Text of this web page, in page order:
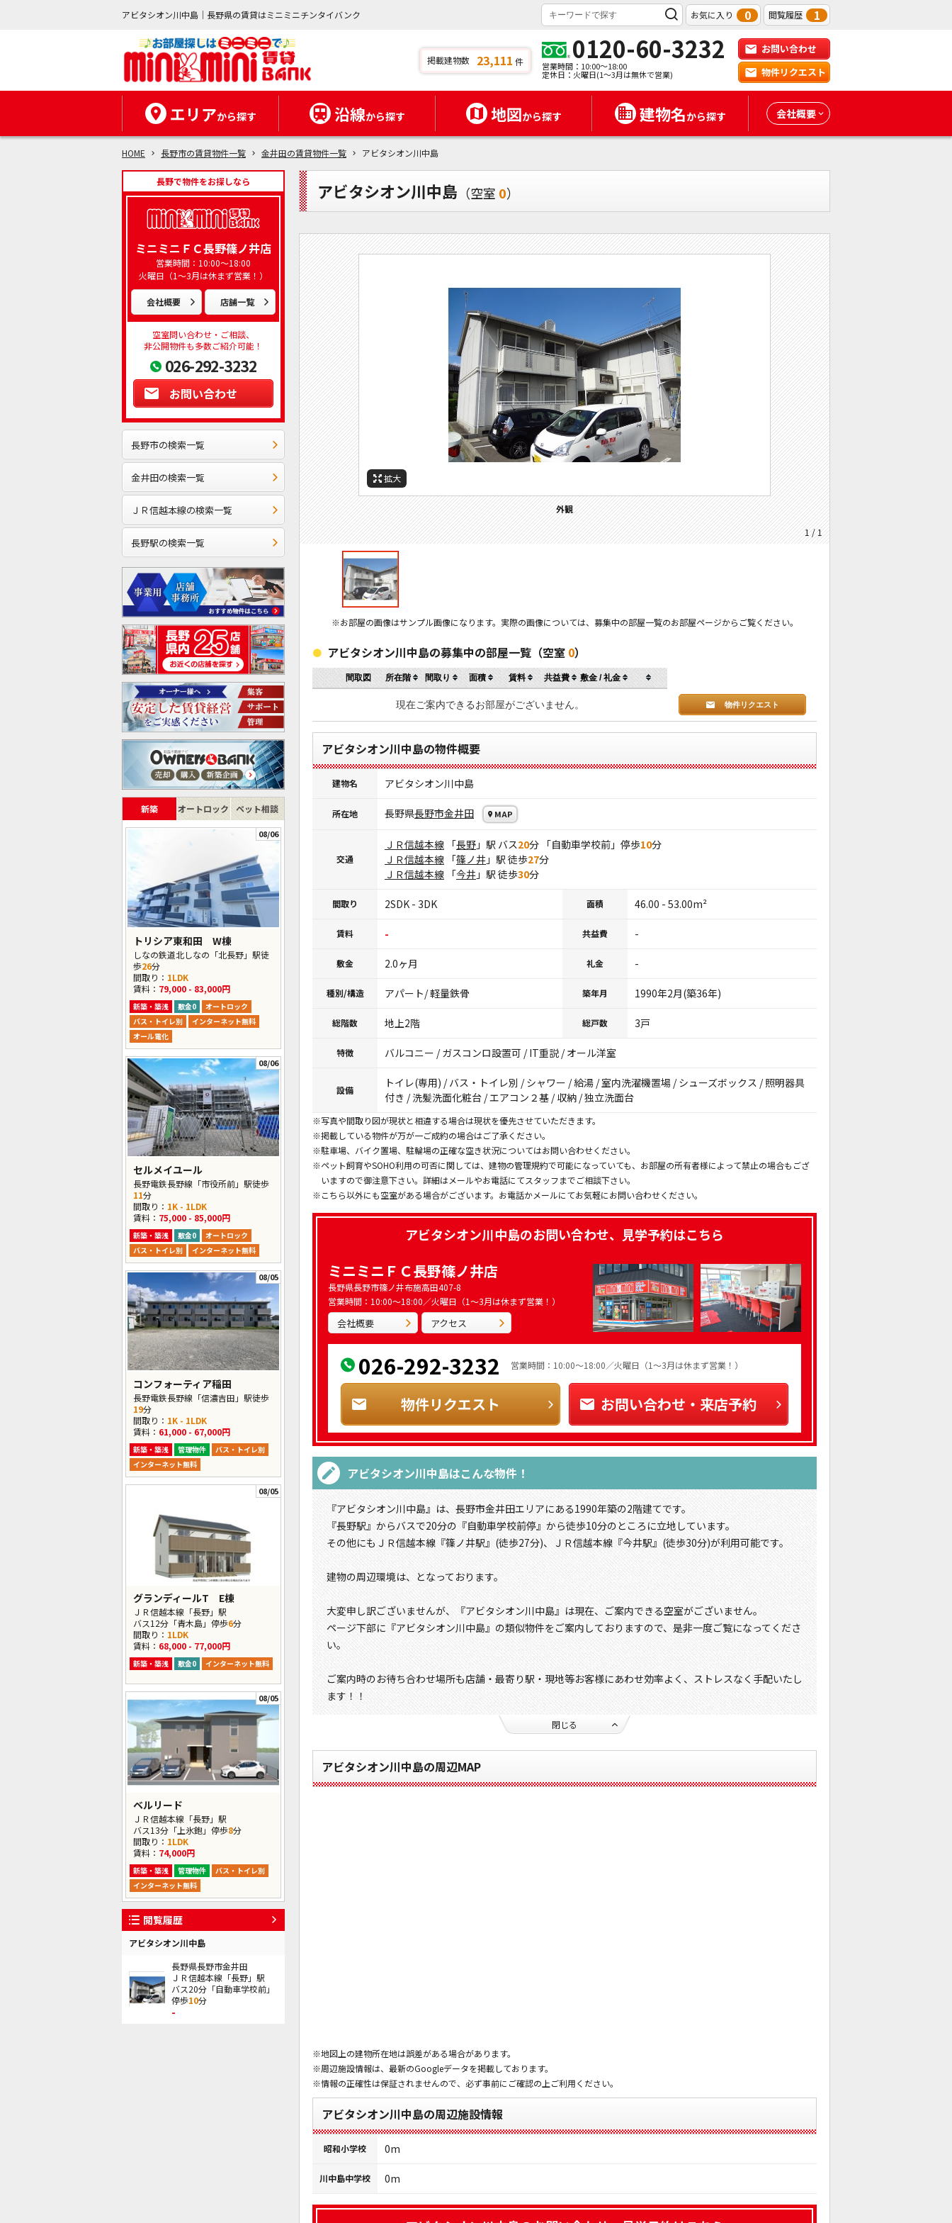
アビタシオン川中島｜長野県の賃貸はミニミニチンタイバンク お気に入り 0 閲覧履歴 1
掲載建物数 23,111 件 0120-60-3232
営業時間：10:00～18:00
定休日：火曜日(1～3月は無休で営業)
お問い合わせ
物件リクエスト
エリアから探す 沿線から探す 地図から探す 建物名から探す 会社概要
HOME 長野市の賃貸物件一覧 金井田の賃貸物件一覧 アビタシオン川中島
長野で物件をお探しなら
ミニミニＦＣ長野篠ノ井店
営業時間：10:00～18:00
火曜日（1～3月は休まず営業！）
会社概要 店舗一覧
空室問い合わせ・ご相談、
非公開物件も多数ご紹介可能！
026-292-3232
お問い合わせ
長野市の検索一覧
金井田の検索一覧
ＪＲ信越本線の検索一覧
長野駅の検索一覧
新築 オートロック ペット相談
08/06
トリシア東和田 W棟
しなの鉄道北しなの「北長野」駅徒
歩26分
間取り： 1LDK
賃料： 79,000 - 83,000円
新築・築浅 敷金0
オートロック
バス・トイレ別
インターネット無料
オール電化
08/06
セルメイユール
長野電鉄長野線「市役所前」駅徒歩
11分
間取り： 1K - 1LDK
賃料： 75,000 - 85,000円
新築・築浅 敷金0
オートロック
バス・トイレ別
インターネット無料
08/05
コンフォーティア稲田
長野電鉄長野線「信濃吉田」駅徒歩
19分
間取り： 1K - 1LDK
賃料： 61,000 - 67,000円
新築・築浅 管理物件
バス・トイレ別
インターネット無料
08/05
グランディールT E棟
ＪＲ信越本線「長野」駅
バス12分「青木島」停歩6分
間取り： 1LDK
賃料： 68,000 - 77,000円
新築・築浅 敷金0 インターネット無料
08/05
ベルリード
ＪＲ信越本線「長野」駅
バス13分「上氷鉋」停歩8分
間取り： 1LDK
賃料： 74,000円
新築・築浅 管理物件
バス・トイレ別
インターネット無料
閲覧履歴
アビタシオン川中島
長野県長野市金井田
ＪＲ信越本線「長野」駅
バス20分「自動車学校前」
停歩10分
-
アビタシオン川中島 （空室 0）
拡大
外観
1 / 1
※お部屋の画像はサンプル画像になります。実際の画像については、募集中の部屋一覧のお部屋ページからご覧ください。
アビタシオン川中島の募集中の部屋一覧（空室 0）
間取図 所在階 間取り 面積 賃料 共益費 敷金 / 礼金
現在ご案内できるお部屋がございません。 物件リクエスト
アビタシオン川中島の物件概要
建物名 アビタシオン川中島
所在地 長野県長野市金井田 MAP
交通
ＪＲ信越本線 「長野 」駅 バス20分 「自動車学校前」停歩10分
ＪＲ信越本線 「篠ノ井 」駅 徒歩27分
ＪＲ信越本線 「今井 」駅 徒歩30分
間取り 2SDK - 3DK 面積 46.00 - 53.00m²
賃料 - 共益費 -
敷金 2.0ヶ月 礼金 -
種別/構造 アパート/ 軽量鉄骨 築年月 1990年2月(築36年)
総階数 地上2階 総戸数 3戸
特徴 バルコニー / ガスコンロ設置可 / IT重説 / オール洋室
設備
トイレ(専用) / バス・トイレ別 / シャワー / 給湯 / 室内洗濯機置場 / シューズボックス / 照明器具
付き / 洗髪洗面化粧台 / エアコン２基 / 収納 / 独立洗面台
※写真や間取り図が現状と相違する場合は現状を優先させていただきます。
※掲載している物件が万が一ご成約の場合はご了承ください。
※駐車場、バイク置場、駐輪場の正確な空き状況についてはお問い合わせください。
※ペット飼育やSOHO利用の可否に関しては、建物の管理規約で可能になっていても、お部屋の所有者様によって禁止の場合もござ
いますので御注意下さい。詳細はメールやお電話にてスタッフまでご相談下さい。
※こちら以外にも空室がある場合がございます。お電話かメールにてお気軽にお問い合わせください。
アビタシオン川中島のお問い合わせ、見学予約はこちら
ミニミニＦＣ長野篠ノ井店
長野県長野市篠ノ井布施高田407-8
営業時間：10:00～18:00／火曜日（1～3月は休まず営業！）
会社概要 アクセス
026-292-3232 営業時間：10:00～18:00／火曜日（1～3月は休まず営業！）
物件リクエスト お問い合わせ・来店予約
アビタシオン川中島はこんな物件！
『アビタシオン川中島』は、長野市金井田エリアにある1990年築の2階建てです。
『長野駅』からバスで20分の『自動車学校前停』から徒歩10分のところに立地しています。
その他にもＪＲ信越本線『篠ノ井駅』(徒歩27分)、ＪＲ信越本線『今井駅』(徒歩30分)が利用可能です。
建物の周辺環境は、となっております。
大変申し訳ございませんが、『アビタシオン川中島』は現在、ご案内できる空室がございません。
ページ下部に『アビタシオン川中島』の類似物件をご案内しておりますので、是非一度ご覧になってくださ
い。
ご案内時のお待ち合わせ場所も店舗・最寄り駅・現地等お客様にあわせ効率よく、ストレスなく手配いたし
ます！！
閉じる
アビタシオン川中島の周辺MAP
※地図上の建物所在地は誤差がある場合があります。
※周辺施設情報は、最新のGoogleデータを掲載しております。
※情報の正確性は保証されませんので、必ず事前にご確認の上ご利用ください。
アビタシオン川中島の周辺施設情報
昭和小学校 0m
川中島中学校 0m